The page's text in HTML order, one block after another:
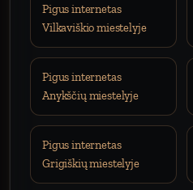
Pigus internetas
Vilkaviškio miestelyje
Pigus internetas
Anykščių miestelyje
Pigus internetas
Grigiškių miestelyje